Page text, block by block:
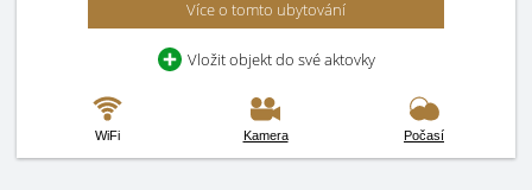
Více o tomto ubytování
Vložit objekt do své aktovky
WiFi Kamera Počasí